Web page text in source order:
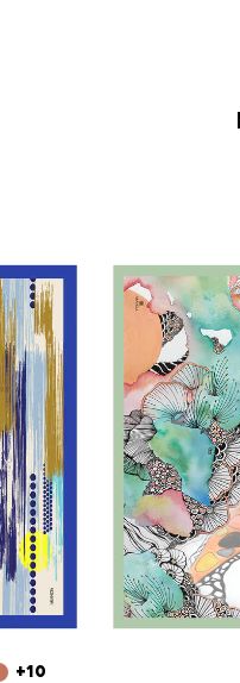
+10